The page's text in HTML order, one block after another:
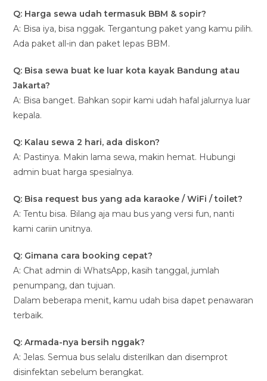
Q: Harga sewa udah termasuk BBM & sopir?
A: Bisa iya, bisa nggak. Tergantung paket yang kamu pilih.
Ada paket all-in dan paket lepas BBM.
Q: Bisa sewa buat ke luar kota kayak Bandung atau
Jakarta?
A: Bisa banget. Bahkan sopir kami udah hafal jalurnya luar
kepala.
Q: Kalau sewa 2 hari, ada diskon?
A: Pastinya. Makin lama sewa, makin hemat. Hubungi
admin buat harga spesialnya.
Q: Bisa request bus yang ada karaoke / WiFi / toilet?
A: Tentu bisa. Bilang aja mau bus yang versi fun, nanti
kami cariin unitnya.
Q: Gimana cara booking cepat?
A: Chat admin di WhatsApp, kasih tanggal, jumlah
penumpang, dan tujuan.
Dalam beberapa menit, kamu udah bisa dapet penawaran
terbaik.
Q: Armada-nya bersih nggak?
A: Jelas. Semua bus selalu disterilkan dan disemprot
disinfektan sebelum berangkat.